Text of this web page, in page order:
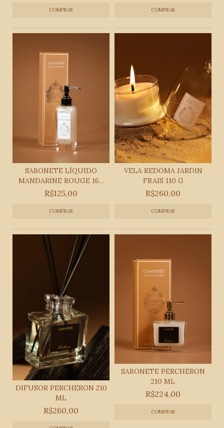
SABONETE LÍQUIDO
MANDARINE ROUGE 160
ML
R$125,00
VELA REDOMA JARDIN
FRAIS 110 G
R$260,00
DIFUSOR PERCHERON 210
ML
R$260,00
SABONETE PERCHERON
210 ML
R$224,00